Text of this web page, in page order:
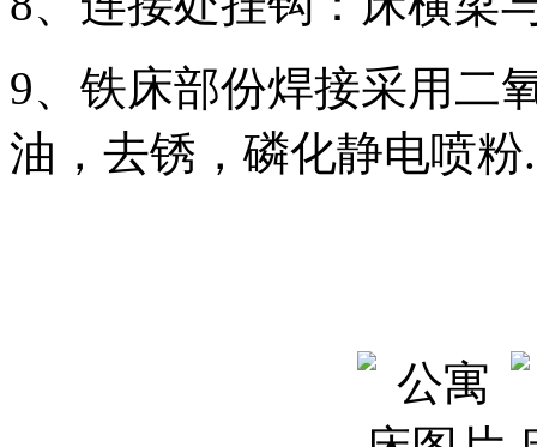
9、铁床部份焊接采用二
油，去锈，磷化静电喷